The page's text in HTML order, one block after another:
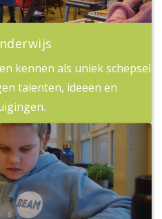
kennen als uniek schepsel
talenten, ideeën en